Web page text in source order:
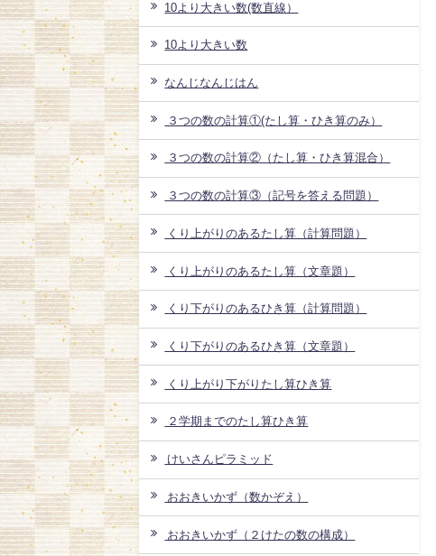
10より大きい数(数直線）
10より大きい数
なんじなんじはん
３つの数の計算①(たし算・ひき算のみ）
３つの数の計算②（たし算・ひき算混合）
３つの数の計算③（記号を答える問題）
くり上がりのあるたし算（計算問題）
くり上がりのあるたし算（文章題）
くり下がりのあるひき算（計算問題）
くり下がりのあるひき算（文章題）
くり上がり下がりたし算ひき算
２学期までのたし算ひき算
けいさんピラミッド
おおきいかず（数かぞえ）
おおきいかず（２けたの数の構成）